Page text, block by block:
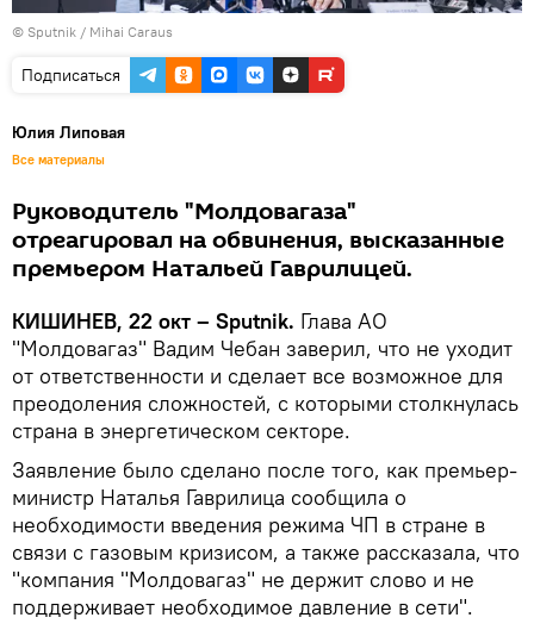
© Sputnik / Mihai Caraus
Подписаться
Юлия Липовая
Все материалы
Руководитель "Молдовагаза"
отреагировал на обвинения, высказанные
премьером Натальей Гаврилицей.
КИШИНЕВ, 22 окт – Sputnik. Глава АО
"Молдовагаз" Вадим Чебан заверил, что не уходит
от ответственности и сделает все возможное для
преодоления сложностей, с которыми столкнулась
страна в энергетическом секторе.
Заявление было сделано после того, как премьер-
министр Наталья Гаврилица сообщила о
необходимости введения режима ЧП в стране в
связи с газовым кризисом, а также рассказала, что
"компания "Молдовагаз" не держит слово и не
поддерживает необходимое давление в сети".